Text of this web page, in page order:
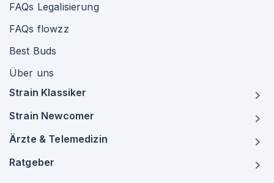
FAQs Legalisierung
FAQs flowzz
Best Buds
Über uns
Strain Klassiker
Strain Newcomer
Ärzte & Telemedizin
Ratgeber